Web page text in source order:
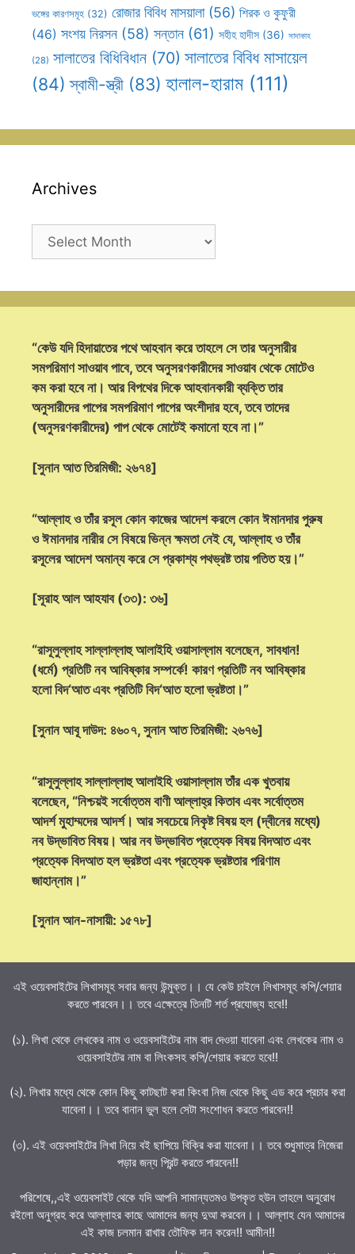
ভঙ্গের কারণসমূহ (32) রোজার বিবিধ মাসয়ালা(56) শিরক ও কুফুরী
(46) সংশয় নিরসন (58) সন্তান (61) সহীহ হাদীস (36) সাদাকাহ
(28) সালাতের বিধিবিধান (70) সালাতের বিবিধ মাসায়েল
(84) স্বামী-স্ত্রী (83) হালাল-হারাম (111)
Archives
Archives
“কেউ যদি হিদায়াতের পথে আহবান করে তাহলে সে তার অনুসারীর
সমপরিমাণ সাওয়াব পাবে, তবে অনুসরণকারীদের সাওয়াব থেকে মোটেও
কম করা হবে না। আর বিপথের দিকে আহবানকারী ব্যক্তি তার
অনুসারীদের পাপের সমপরিমাণ পাপের অংশীদার হবে, তবে তাদের
(অনুসরণকারীদের) পাপ থেকে মোটেই কমানো হবে না।”
[সুনান আত তিরমিজী: ২৬৭৪]
“আল্লাহ ও তাঁর রসূল কোন কাজের আদেশ করলে কোন ঈমানদার পুরুষ
ও ঈমানদার নারীর সে বিষয়ে ভিন্ন ক্ষমতা নেই যে, আল্লাহ ও তাঁর
রসূলের আদেশ অমান্য করে সে প্রকাশ্য পথভ্রষ্ট তায় পতিত হয়।”
[সূরাহ আল আহযাব (৩৩): ৩৬]
“রাসূলুল্লাহ সাল্লাল্লাহু আলাইহি ওয়াসাল্লাম বলেছেন, সাবধান!
(ধর্মে) প্রতিটি নব আবিষ্কার সম্পর্কে! কারণ প্রতিটি নব আবিষ্কার
হলো বিদ‘আত এবং প্রতিটি বিদ‘আত হলো ভ্রষ্টতা।”
[সুনান আবূ দাউদ: ৪৬০৭, সুনান আত তিরমিজী: ২৬৭৬]
“রাসূলুল্লাহ সাল্লাল্লাহু আলাইহি ওয়াসাল্লাম তাঁর এক খুতবায়
বলেছেন, “নিশ্চয়ই সর্বোত্তম বাণী আল্লাহ্‌র কিতাব এবং সর্বোত্তম
আদর্শ মুহাম্মদের আদর্শ। আর সবচেয়ে নিকৃষ্ট বিষয় হল (দ্বীনের মধ্যে)
নব উদ্ভাবিত বিষয়। আর নব উদ্ভাবিত প্রত্যেক বিষয় বিদআত এবং
প্রত্যেক বিদআত হল ভ্রষ্টতা এবং প্রত্যেক ভ্রষ্টতার পরিণাম
জাহান্নাম।”
[সুনান আন-নাসায়ী: ১৫৭৮]
এই ওয়েবসাইটের লিখাসমূহ সবার জন্য উন্মুক্ত।। যে কেউ চাইলে লিখাসমূহ কপি/শেয়ার
করতে পারবেন।। তবে এক্ষেত্রে তিনটি শর্ত প্রযোজ্য হবে!!
(১). লিখা থেকে লেখকের নাম ও ওয়েবসাইটের নাম বাদ দেওয়া যাবেনা এবং লেখকের নাম ও
ওয়েবসাইটের নাম বা লিংকসহ কপি/শেয়ার করতে হবে!!
(২). লিখার মধ্যে থেকে কোন কিছু কাটছাট করা কিংবা নিজ থেকে কিছু এড করে প্রচার করা
যাবেনা।। তবে বানান ভুল হলে সেটা সংশোধন করতে পারবেন!!
(৩). এই ওয়েবসাইটের লিখা নিয়ে বই ছাপিয়ে বিক্রি করা যাবেনা।। তবে শুধুমাত্র নিজেরা
পড়ার জন্য প্রিন্ট করতে পারবেন!!
পরিশেষে,,এই ওয়েবসাইট থেকে যদি আপনি সামান্যতমও উপকৃত হউন তাহলে অনুরোধ
রইলো অনুগ্রহ করে আল্লাহর কাছে আমাদের জন্য দুআ করবেন।। আল্লাহ যেন আমাদের
এই কাজ চলমান রাখার তৌফিক দান করেন!! আমীন!!